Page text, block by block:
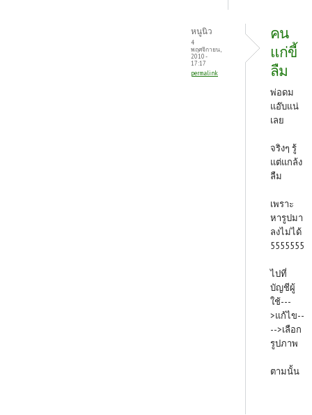
หนูนิว
4
พฤศจิกายน,
2010 -
17:17
permalink
คน
แก่ขี้
ลืม
พ่อดม
แอ๊บแน่
เลย
จริงๆ รู้
แต่แกล้ง
ลืม
เพราะ
หารูปมา
ลงไม่ได้
5555555
ไปที่
บัญชีผู้
ใช้---
>แก้ไข--
-->เลือก
รูปภาพ
ตามนั้น